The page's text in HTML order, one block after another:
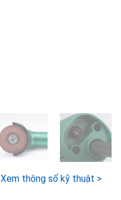
Xem thông số kỹ thuật >